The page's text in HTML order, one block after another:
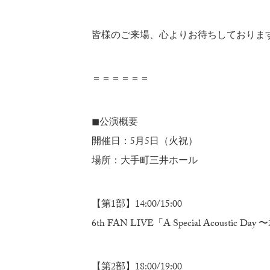
皆様のご来場、心よりお待ちしておりま
＝＝＝＝＝＝
◼公演概要
開催日：5月5日（火祝）
場所：大手町三井ホール
【第1部】14:00/15:00
6th FAN LIVE「A Special Acoustic Day 〜